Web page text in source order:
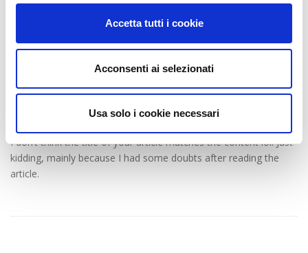
Accetta tutti i cookie
Acconsenti ai selezionati
Usa solo i cookie necessari
Thank you very much for sharing, I learned a lot from your
article. Very cool. Thanks.
abrir conta na binance 1 year ago
I don’t think the title of your article matches the content lol. Just
kidding, mainly because I had some doubts after reading the
article.